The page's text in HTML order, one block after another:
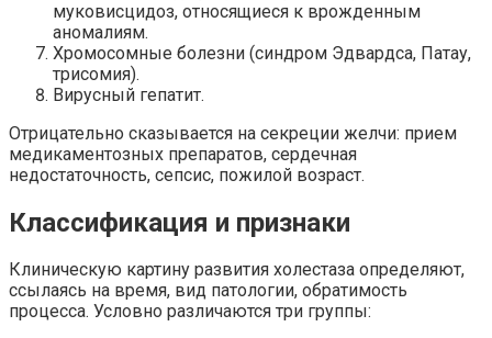
муковисцидоз, относящиеся к врожденным
аномалиям.
Хромосомные болезни (синдром Эдвардса, Патау,
трисомия).
Вирусный гепатит.
Отрицательно сказывается на секреции желчи: прием
медикаментозных препаратов, сердечная
недостаточность, сепсис, пожилой возраст.
Классификация и признаки
Клиническую картину развития холестаза определяют,
ссылаясь на время, вид патологии, обратимость
процесса. Условно различаются три группы: